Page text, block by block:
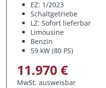
EZ: 1/2023
Schaltgetriebe
LZ: Sofort lieferbar
Limousine
Benzin
59 kW (80 PS)
11.970 €
MwSt. ausweisbar